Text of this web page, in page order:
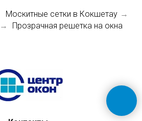
Москитные сетки в Кокшетау →
→ Прозрачная решетка на окна